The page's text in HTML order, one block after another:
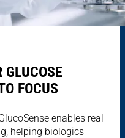
GLUCOSE
FOCUS
enables real-
helping biologics